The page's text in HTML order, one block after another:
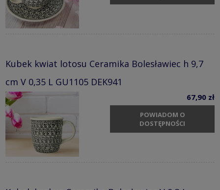
Kubek kwiat lotosu Ceramika Bolesławiec h 9,7
cm V 0,35 L GU1105 DEK941
67,90 zł
POWIADOM O
DOSTĘPNOŚCI